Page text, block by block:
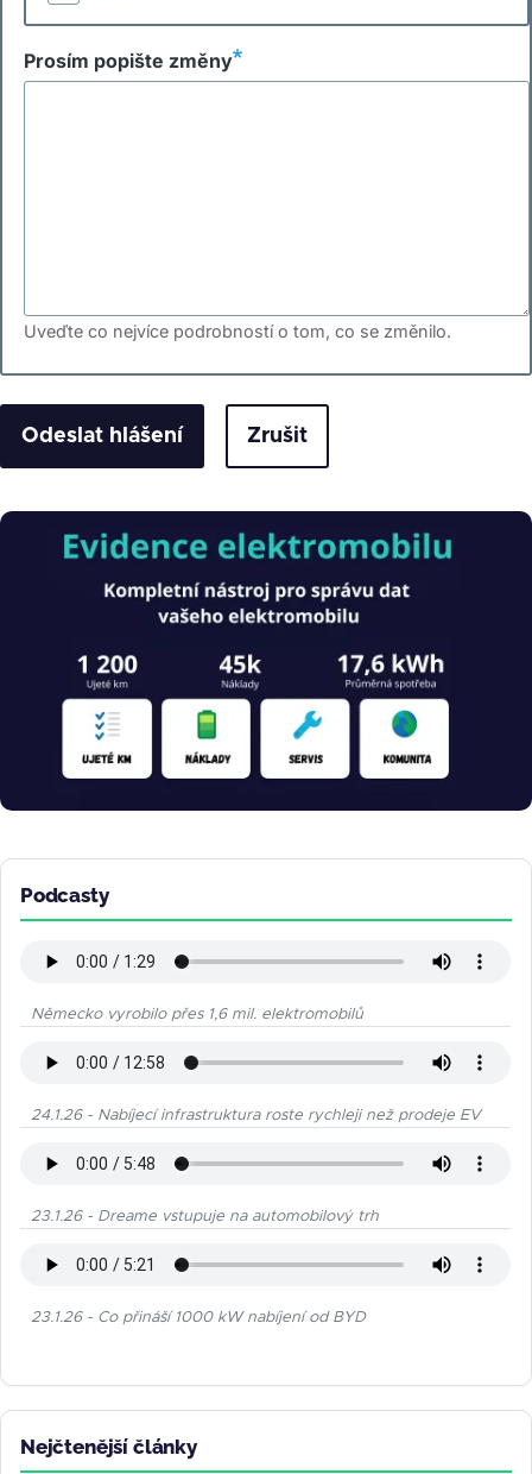
Prosím popište změny
Uveďte co nejvíce podrobností o tom, co se změnilo.
Zrušit
Obrázek
Podcasty
Německo vyrobilo přes 1,6 mil. elektromobilů
24.1.26 - Nabíjecí infrastruktura roste rychleji než prodeje EV
23.1.26 - Dreame vstupuje na automobilový trh
23.1.26 - Co přináší 1000 kW nabíjení od BYD
Nejčtenější články